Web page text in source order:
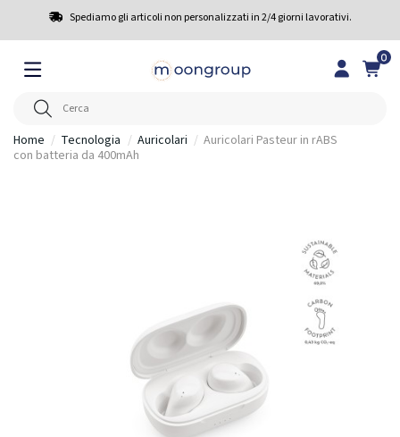
Spediamo gli articoli non personalizzati in 2/4 giorni lavorativi.
0
Home Tecnologia Auricolari
Auricolari Pasteur in rABS
con batteria da 400mAh